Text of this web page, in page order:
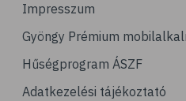
Impresszum
Gyöngy Prémium
Hűségprogram ÁSZF
Adatkezelési tájékoztató